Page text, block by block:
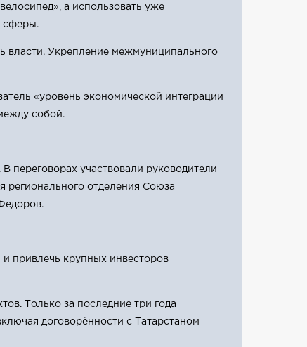
а использовать уже
сферы.
власти. Укрепление межмуниципального
«уровень экономической интеграции
собой.
переговорах участвовали руководители
регионального отделения Союза
привлечь крупных инвесторов
Только за последние три года
договорённости с Татарстаном